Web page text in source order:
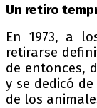
Un retiro
En 1973, a
retirarse
de entonces,
y se dedicó
de los